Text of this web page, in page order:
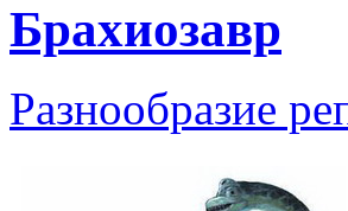
Брахиозавр
Разнообразие